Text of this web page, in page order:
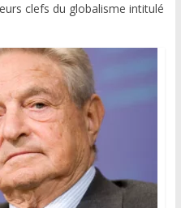
clefs du globalisme intitulé